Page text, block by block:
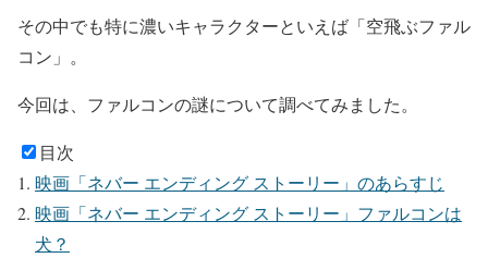
その中でも特に濃いキャラクターといえば 「空飛ぶファル
コン」 。
今回は、ファルコンの謎について調べてみました。
目次
映画「ネバー エンディング ストーリー」のあらすじ
映画「ネバー エンディング ストーリー」ファルコンは
犬？